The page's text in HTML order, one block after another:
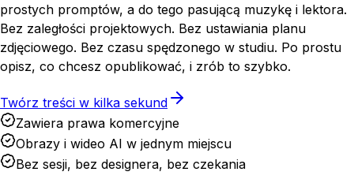
prostych promptów, a do tego pasującą muzykę i lektora.
Bez zaległości projektowych. Bez ustawiania planu
zdjęciowego. Bez czasu spędzonego w studiu. Po prostu
opisz, co chcesz opublikować, i zrób to szybko.
Twórz treści w kilka sekund
Zawiera prawa komercyjne
Obrazy i wideo AI w jednym miejscu
Bez sesji, bez designera, bez czekania